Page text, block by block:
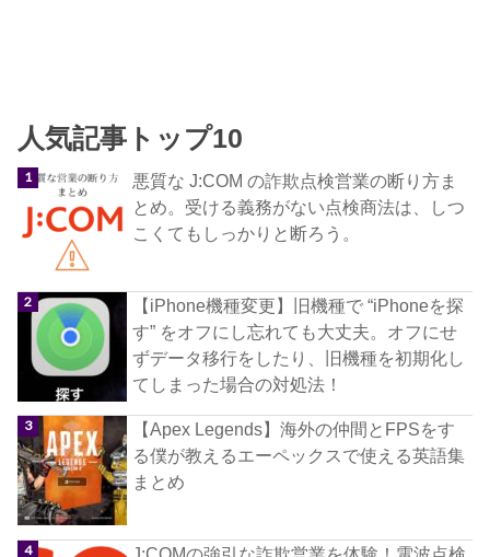
人気記事トップ10
悪質な J:COM の詐欺点検営業の断り方ま
とめ。受ける義務がない点検商法は、しつ
こくてもしっかりと断ろう。
【iPhone機種変更】旧機種で “iPhoneを探
す” をオフにし忘れても大丈夫。オフにせ
ずデータ移行をしたり、旧機種を初期化し
てしまった場合の対処法！
【Apex Legends】海外の仲間とFPSをす
る僕が教えるエーペックスで使える英語集
まとめ